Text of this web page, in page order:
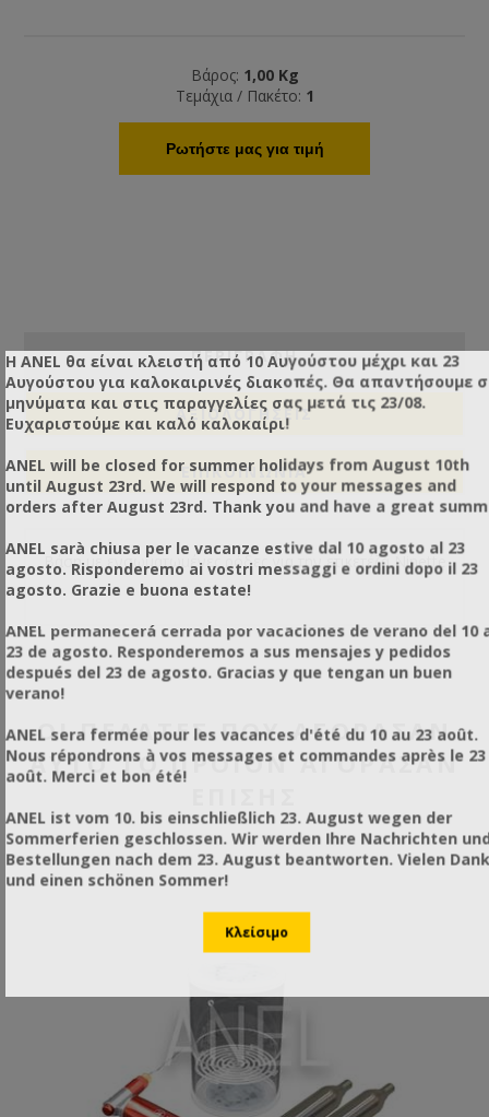
Βάρος: 1,00 Kg
Τεμάχια / Πακέτο: 1
Ρωτήστε μας για τιμή
ΠΕΡΙΓΡΑΦΗ
ΑΞΙΟΛΟΓΉΣΕΙΣ
ΕΠΙΚΟΙΝΩΝΙΑ
Βάση με ενσωματωμένες ρόδες για την ετικετέζα Ninette
I.
ΟΙ ΠΕΛΆΤΕΣ ΠΟΥ ΑΓΌΡΑΣΑΝ
ΑΥΤΌ ΤΟ ΠΡΟΪΌΝ ΑΓΌΡΑΣΑΝ
Η ANEL θα είναι κλειστή από 10 Αυγούστου μέχρι και 23
Αυγούστου για καλοκαιρινές διακοπές. Θα απαντήσουμε
μηνύματα και στις παραγγελίες σας μετά τις 23/08.
Ευχαριστούμε και καλό καλοκαίρι!
ANEL will be closed for summer holidays from August 10th
until August 23rd. We will respond to your messages and
orders after August 23rd. Thank you and have a great
ANEL sarà chiusa per le vacanze estive dal 10 agosto al 23
agosto. Risponderemo ai vostri messaggi e ordini dopo il 23
agosto. Grazie e buona estate!
ANEL permanecerá cerrada por vacaciones de verano del 10
23 de agosto. Responderemos a sus mensajes y pedidos
después del 23 de agosto. Gracias y que tengan un buen
verano!
ANEL sera fermée pour les vacances d'été du 10 au 23 août.
Nous répondrons à vos messages et commandes après le 23
août. Merci et bon été!
ANEL ist vom 10. bis einschließlich 23. August wegen der
Sommerferien geschlossen. Wir werden Ihre Nachrichten
Bestellungen nach dem 23. August beantworten. Vielen Dank
und einen schönen Sommer!